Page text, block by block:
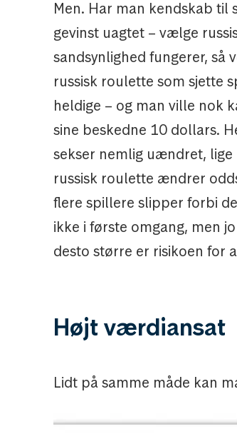
Men. Har man kendskab
gevinst uagtet – vælge
sandsynlighed fungerer, så
russisk roulette som sjette
heldige – og man ville nok
sine beskedne 10 dollars.
sekser nemlig uændret,
russisk roulette ændrer
flere spillere slipper forbi
ikke i første omgang, men
desto større er risikoen for
Højt værdiansat
Lidt på samme måde kan